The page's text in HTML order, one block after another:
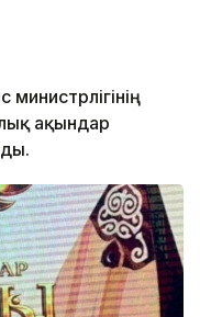
ақындар